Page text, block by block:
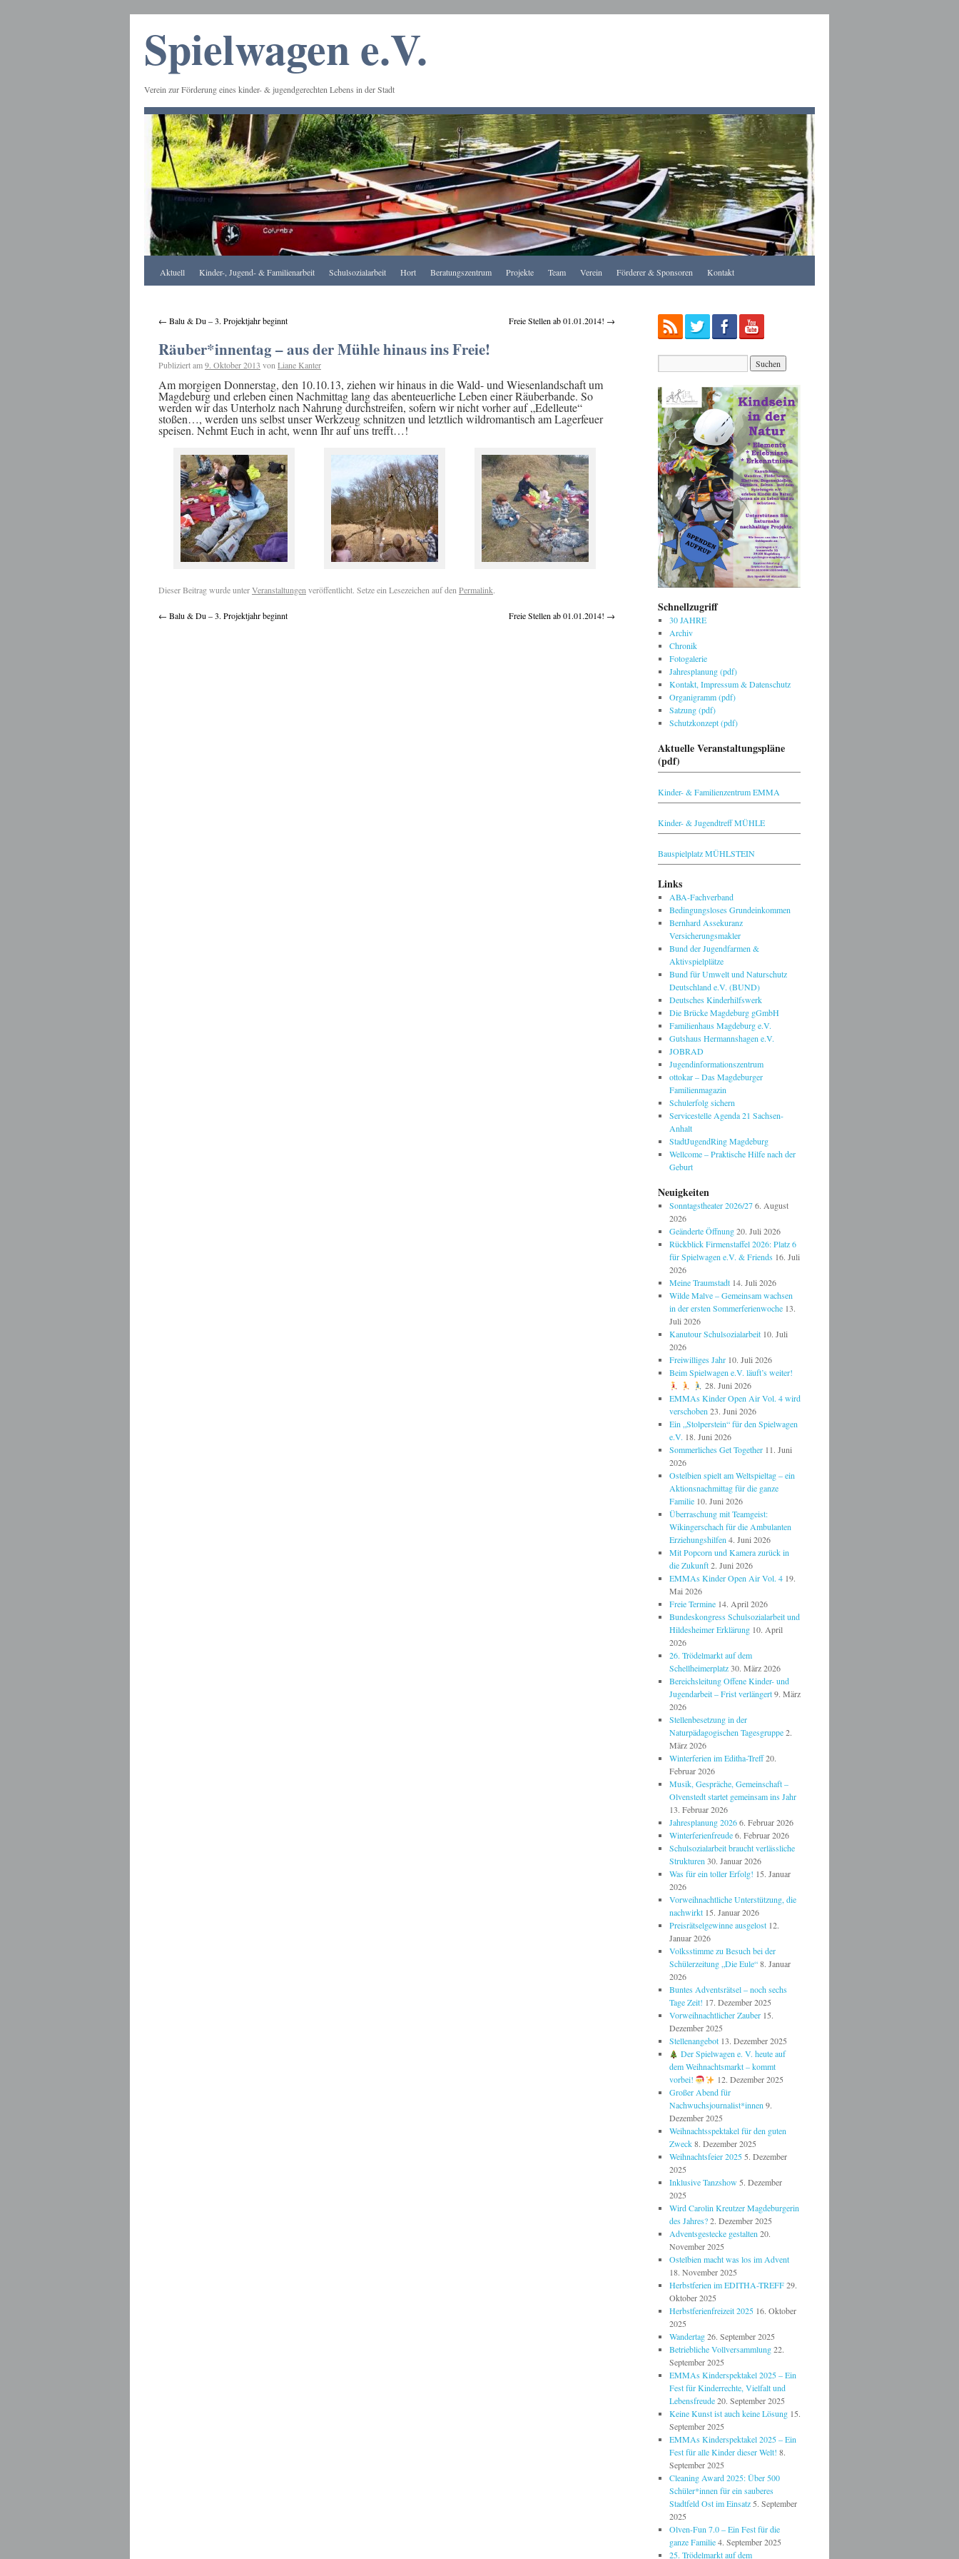
Spielwagen e.V.
Verein zur Förderung eines kinder- & jugendgerechten Lebens in der Stadt
Apotheke
Aktuell Kinder-, Jugend- & Familienarbeit Schulsozialarbeit Hort Beratungszentrum Projekte Team Verein Förderer & Sponsoren Kontakt
← Balu & Du – 3. Projektjahr beginnt Freie Stellen ab 01.01.2014! →
Räuber*innentag – aus der Mühle hinaus ins Freie!
Publiziert am9. Oktober 2013 von Liane Kanter
Am morgigen Donnerstag, den 10.10.13, ziehen wir hinaus in die Wald- und Wiesenlandschaft um
Magdeburg und erleben einen Nachmittag lang das abenteuerliche Leben einer Räuberbande. So
werden wir das Unterholz nach Nahrung durchstreifen, sofern wir nicht vorher auf „Edelleute“
stoßen…, werden uns selbst unser Werkzeug schnitzen und letztlich wildromantisch am Lagerfeuer
speisen. Nehmt Euch in acht, wenn Ihr auf uns trefft…!
Dieser Beitrag wurde unterVeranstaltungen veröffentlicht. Setze ein Lesezeichen auf den Permalink.
← Balu & Du – 3. Projektjahr beginnt Freie Stellen ab 01.01.2014! →
Schnellzugriff
30 JAHRE
Archiv
Chronik
Fotogalerie
Jahresplanung (pdf)
Kontakt, Impressum & Datenschutz
Organigramm (pdf)
Satzung (pdf)
Schutzkonzept (pdf)
Aktuelle Veranstaltungspläne
(pdf)
Kinder- & Familienzentrum EMMA
Kinder- & Jugendtreff MÜHLE
Bauspielplatz MÜHLSTEIN
Links
ABA-Fachverband
Bedingungsloses Grundeinkommen
Bernhard Assekuranz
Versicherungsmakler
Bund der Jugendfarmen &
Aktivspielplätze
Bund für Umwelt und Naturschutz
Deutschland e.V. (BUND)
Deutsches Kinderhilfswerk
Die Brücke Magdeburg gGmbH
Familienhaus Magdeburg e.V.
Gutshaus Hermannshagen e.V.
JOBRAD
Jugendinformationszentrum
ottokar – Das Magdeburger
Familienmagazin
Schulerfolg sichern
Servicestelle Agenda 21 Sachsen-
Anhalt
StadtJugendRing Magdeburg
Wellcome – Praktische Hilfe nach der
Geburt
Neuigkeiten
Sonntagstheater 2026/27 6. August
2026
Geänderte Öffnung 20. Juli 2026
Rückblick Firmenstaffel 2026: Platz 6
für Spielwagen e.V. & Friends 16. Juli
2026
Meine Traumstadt 14. Juli 2026
Wilde Malve – Gemeinsam wachsen
in der ersten Sommerferienwoche 13.
Juli 2026
Kanutour Schulsozialarbeit 10. Juli
2026
Freiwilliges Jahr 10. Juli 2026
Beim Spielwagen e.V. läuft’s weiter!
28. Juni 2026
EMMAs Kinder Open Air Vol. 4 wird
verschoben 23. Juni 2026
Ein „Stolperstein“ für den Spielwagen
e.V. 18. Juni 2026
Sommerliches Get Together 11. Juni
2026
Ostelbien spielt am Weltspieltag – ein
Aktionsnachmittag für die ganze
Familie 10. Juni 2026
Überraschung mit Teamgeist:
Wikingerschach für die Ambulanten
Erziehungshilfen 4. Juni 2026
Mit Popcorn und Kamera zurück in
die Zukunft 2. Juni 2026
EMMAs Kinder Open Air Vol. 4 19.
Mai 2026
Freie Termine 14. April 2026
Bundeskongress Schulsozialarbeit und
Hildesheimer Erklärung 10. April
2026
26. Trödelmarkt auf dem
Schellheimerplatz 30. März 2026
Bereichsleitung Offene Kinder- und
Jugendarbeit – Frist verlängert 9. März
2026
Stellenbesetzung in der
Naturpädagogischen Tagesgruppe 2.
März 2026
Winterferien im Editha-Treff 20.
Februar 2026
Musik, Gespräche, Gemeinschaft –
Olvenstedt startet gemeinsam ins Jahr
13. Februar 2026
Jahresplanung 2026 6. Februar 2026
Winterferienfreude 6. Februar 2026
Schulsozialarbeit braucht verlässliche
Strukturen 30. Januar 2026
Was für ein toller Erfolg! 15. Januar
2026
Vorweihnachtliche Unterstützung, die
nachwirkt 15. Januar 2026
Preisrätselgewinne ausgelost 12.
Januar 2026
Volksstimme zu Besuch bei der
Schülerzeitung „Die Eule“ 8. Januar
2026
Buntes Adventsrätsel – noch sechs
Tage Zeit! 17. Dezember 2025
Vorweihnachtlicher Zauber 15.
Dezember 2025
Stellenangebot 13. Dezember 2025
Der Spielwagen e. V. heute auf
dem Weihnachtsmarkt – kommt
vorbei!
12. Dezember 2025
Großer Abend für
Nachwuchsjournalist*innen 9.
Dezember 2025
Weihnachtsspektakel für den guten
Zweck 8. Dezember 2025
Weihnachtsfeier 2025 5. Dezember
2025
Inklusive Tanzshow 5. Dezember
2025
Wird Carolin Kreutzer Magdeburgerin
des Jahres? 2. Dezember 2025
Adventsgestecke gestalten 20.
November 2025
Ostelbien macht was los im Advent
18. November 2025
Herbstferien im EDITHA-TREFF 29.
Oktober 2025
Herbstferienfreizeit 2025 16. Oktober
2025
Wandertag 26. September 2025
Betriebliche Vollversammlung 22.
September 2025
EMMAs Kinderspektakel 2025 – Ein
Fest für Kinderrechte, Vielfalt und
Lebensfreude 20. September 2025
Keine Kunst ist auch keine Lösung 15.
September 2025
EMMAs Kinderspektakel 2025 – Ein
Fest für alle Kinder dieser Welt! 8.
September 2025
Cleaning Award 2025: Über 500
Schüler*innen für ein sauberes
Stadtfeld Ost im Einsatz 5. September
2025
Olven-Fun 7.0 – Ein Fest für die
ganze Familie 4. September 2025
25. Trödelmarkt auf dem